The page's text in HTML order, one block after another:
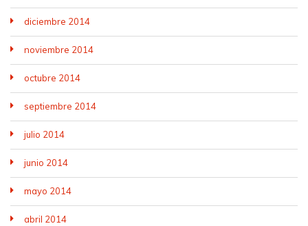
diciembre 2014
noviembre 2014
octubre 2014
septiembre 2014
julio 2014
junio 2014
mayo 2014
abril 2014